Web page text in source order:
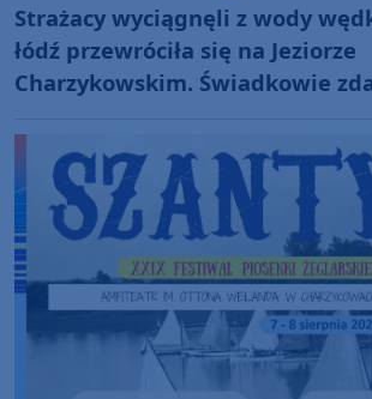
Strażacy wyciągnęli z wody
łódź przewróciła się na Jeziorze
Charzykowskim. Świadkowie